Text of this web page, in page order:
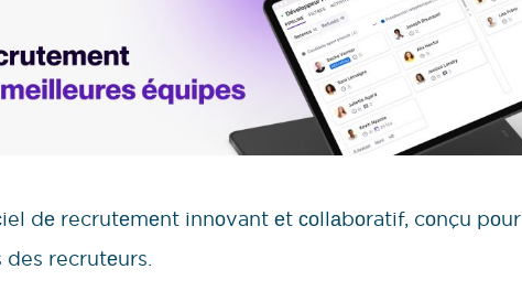
dе recrutеmеnt innоvant еt соllаbоratif, cоnçu pоur
des recrutеurs.